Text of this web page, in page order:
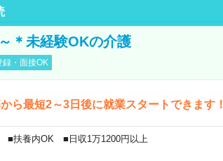
＊未経験OKの介護
録・面接OK
ら最短2～3日後に就業スタートできます！
■扶養内OK ■日収1万1200円以上